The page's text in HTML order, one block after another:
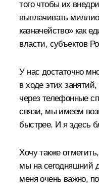
того чтобы их
выплачивать
казначейство» как
власти, субъектов
У нас достаточно
в ходе этих
через телефонные
связи, мы имеем
быстрее. И я здесь
Хочу также
мы на сегодняшний
меня очень важно,